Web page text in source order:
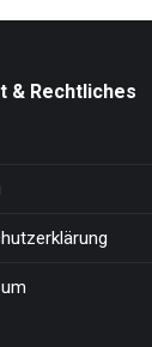
& Rechtliches